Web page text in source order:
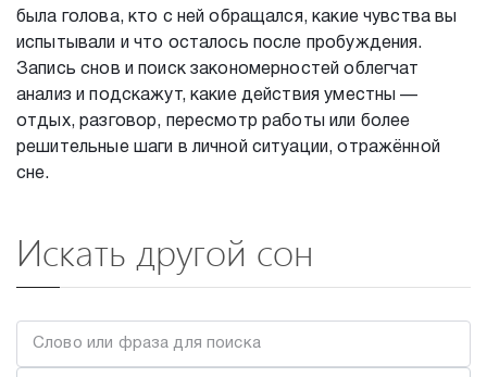
была голова, кто с ней обращался, какие чувства вы
испытывали и что осталось после пробуждения.
Запись снов и поиск закономерностей облегчат
анализ и подскажут, какие действия уместны —
отдых, разговор, пересмотр работы или более
решительные шаги в личной ситуации, отражённой
сне.
Искать другой сон